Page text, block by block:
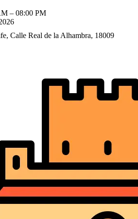
– 08:00 PM
Calle Real de la Alhambra, 18009